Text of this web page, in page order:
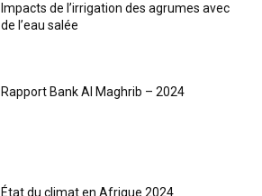
Impacts de l’irrigation des agrumes avec
de l’eau salée
Rapport Bank Al Maghrib – 2024
État du climat en Afrique 2024